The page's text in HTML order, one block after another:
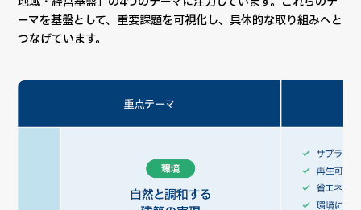
ーマを基盤として、重要課題を可視化し、具体的な取り組みへと
つなげています。